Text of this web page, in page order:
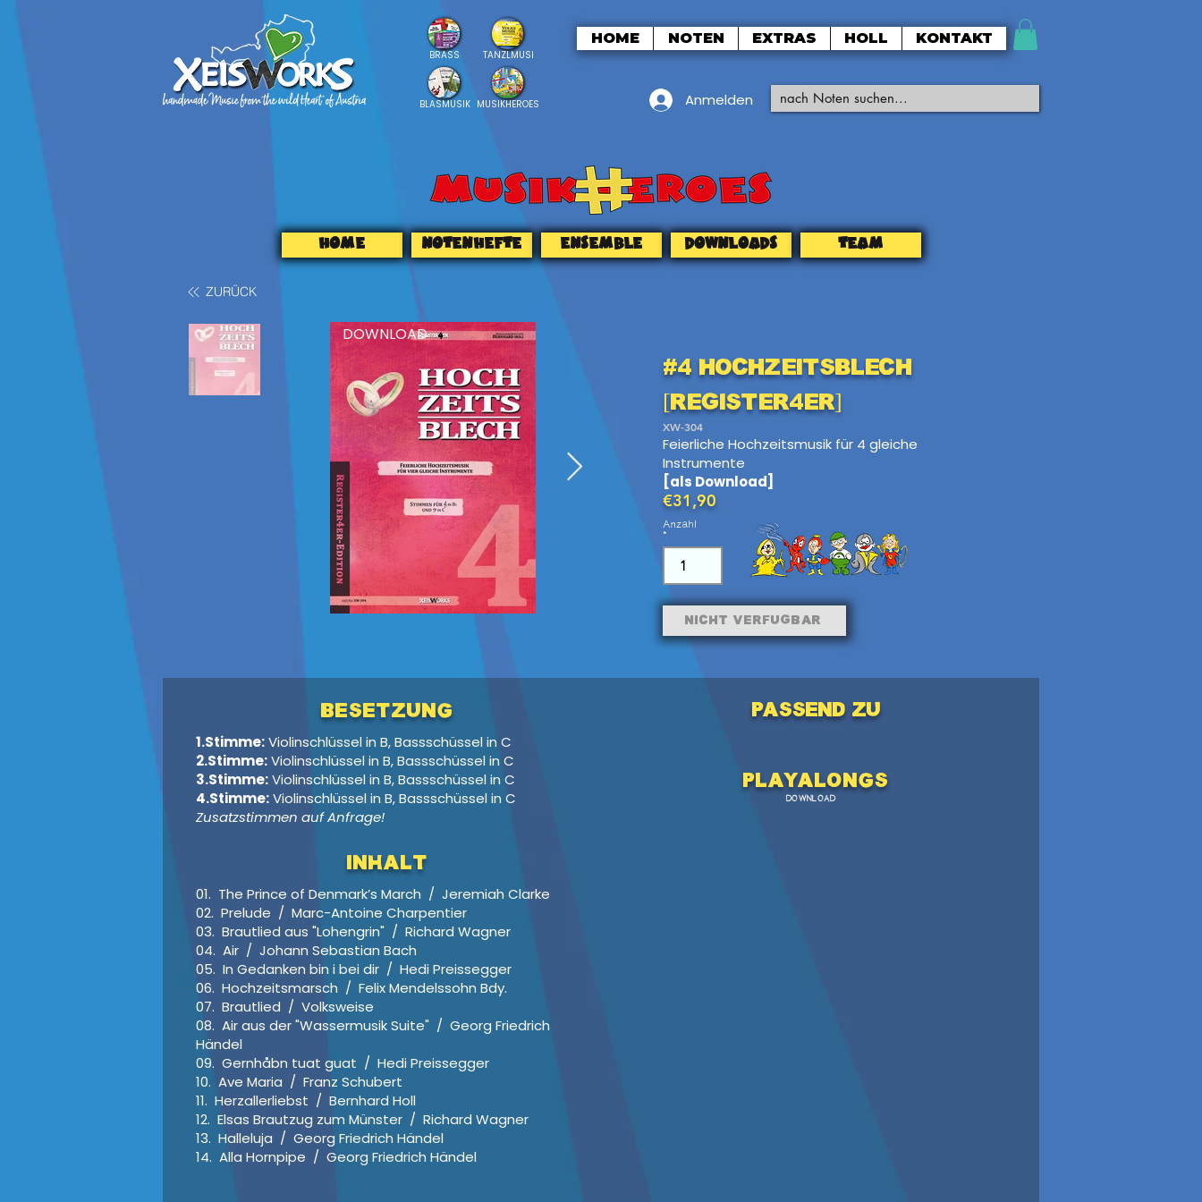
BRASS
BLASMUSIK
TANZLMUSI
MUSIKHEROES
HOME NOTEN EXTRAS HOLL KONTAKT
Anmelden
HOME NOTENHEFTE ENSEMBLE DOWNLOADS TEAM
ZURÜCK
DOWNLOAD
#4 HochzeitsBlech
[Register4er]
XW-304
Feierliche Hochzeitsmusik für 4 gleiche
Instrumente
[als Download]
€31,90
Anzahl
Nicht verfügbar
Besetzung
1.Stimme:Violinschlüssel in B, Bassschüssel in C
2.Stimme:Violinschlüssel in B, Bassschüssel in C
3.Stimme:Violinschlüssel in B, Bassschüssel in C
4.Stimme:Violinschlüssel in B, Bassschüssel in C
Zusatzstimmen auf Anfrage!
Inhalt
01. The Prince of Denmark’s March / Jeremiah Clarke
02. Prelude / Marc-Antoine Charpentier
03. Brautlied aus "Lohengrin" / Richard Wagner
04. Air / Johann Sebastian Bach
05. In Gedanken bin i bei dir / Hedi Preissegger
06. Hochzeitsmarsch / Felix Mendelssohn Bdy.
07. Brautlied / Volksweise
08. Air aus der "Wassermusik Suite" / Georg Friedrich
Händel
09. Gernhåbn tuat guat / Hedi Preissegger
10. Ave Maria / Franz Schubert
11. Herzallerliebst / Bernhard Holl
12. Elsas Brautzug zum Münster / Richard Wagner
13. Halleluja / Georg Friedrich Händel
14. Alla Hornpipe / Georg Friedrich Händel
passend zu
PlayAlongs
DOWNLOAD